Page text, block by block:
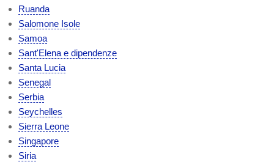
Ruanda
Salomone Isole
Samoa
Sant'Elena e dipendenze
Santa Lucia
Senegal
Serbia
Seychelles
Sierra Leone
Singapore
Siria